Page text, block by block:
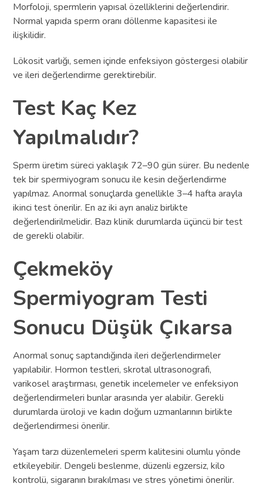
Morfoloji, spermlerin yapısal özelliklerini değerlendirir.
Normal yapıda sperm oranı döllenme kapasitesi ile
ilişkilidir.
Lökosit varlığı, semen içinde enfeksiyon göstergesi olabilir
ve ileri değerlendirme gerektirebilir.
Test Kaç Kez
Yapılmalıdır?
Sperm üretim süreci yaklaşık 72–90 gün sürer. Bu nedenle
tek bir spermiyogram sonucu ile kesin değerlendirme
yapılmaz. Anormal sonuçlarda genellikle 3–4 hafta arayla
ikinci test önerilir. En az iki ayrı analiz birlikte
değerlendirilmelidir. Bazı klinik durumlarda üçüncü bir test
de gerekli olabilir.
Çekmeköy
Spermiyogram Testi
Sonucu Düşük Çıkarsa
Anormal sonuç saptandığında ileri değerlendirmeler
yapılabilir. Hormon testleri, skrotal ultrasonografi,
varikosel araştırması, genetik incelemeler ve enfeksiyon
değerlendirmeleri bunlar arasında yer alabilir. Gerekli
durumlarda üroloji ve kadın doğum uzmanlarının birlikte
değerlendirmesi önerilir.
Yaşam tarzı düzenlemeleri sperm kalitesini olumlu yönde
etkileyebilir. Dengeli beslenme, düzenli egzersiz, kilo
kontrolü, sigaranın bırakılması ve stres yönetimi önerilir.